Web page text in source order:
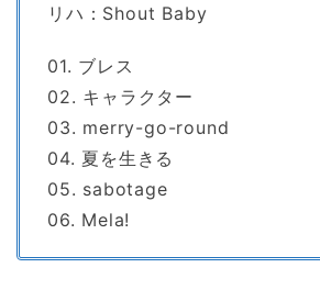
リハ：Shout Baby
01. ブレス
02. キャラクター
03. merry-go-round
04. 夏を生きる
05. sabotage
06. Mela!